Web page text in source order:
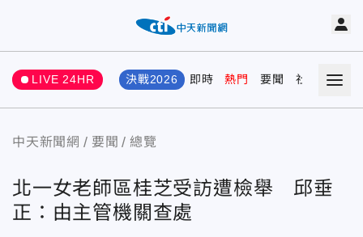
LIVE 24HR 決戰2026 即時 熱門 要聞 社會 娛樂
中天新聞網 要聞 總覽
北一女老師區桂芝受訪遭檢舉 邱垂
正：由主管機關查處